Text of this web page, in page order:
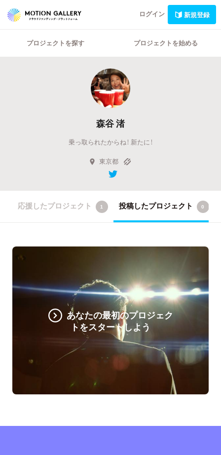
ログイン 新規登録
プロジェクトを探す プロジェクトを始める
森谷 渚
乗っ取られたからね！ 新たに！
東京都
応援したプロジェクト 1 投稿したプロジェクト 0
あなたの最初のプロジェク
トをスタートしよう